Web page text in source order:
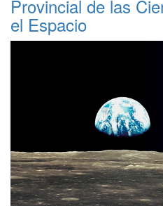
Provincial de las
el Espacio